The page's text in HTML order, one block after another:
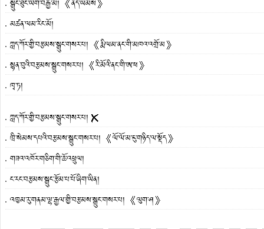
སྒྲུང་ཐུང་ཡིག་བརྒྱ་མ། 《ནད་ཡམས》
མཚན་ལམ་རིང་མོ།
ཀླད་ཀོར་གྱི་བརྩམས་སྒྲུང་གསར་པ། 《རྨི་ལམ་ནང་གི་མཁའ་འགྲོ་མ》
སྙན་བུའི་བརྩམས་སྒྲུང་གསར་པ། 《རི་མོའི་ནང་གི་ཨ་ཕ》
ཁྭ་ཏ།
ཀླད་ཀོར་གྱི་བརྩམས་སྒྲུང་གསར་པ། ✘
ཁྲི་སེམས་དཔའི་བརྩམས་སྒྲུང་གསར་པ། 《ལོ་ལོ་མ་ངུ་གཉིད་ལ་སྡོད》
གཟའ་འཁོར་གཅིག་གི་ཆོ་འཕྲུལ།
ང་རང་བརྩམས་སྒྲུང་རྩོམ་པ་པོ་ཞིག་ཡིན།
འཁྱམ་རུ་གནམ་ལྷ་རྒྱལ་གྱི་བརྩམས་སྒྲུང་གསར་པ། 《ལུག་ཤ》